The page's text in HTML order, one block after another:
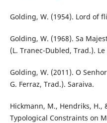
Golding, W. (1954). Lord of
Golding, W. (1968). Sa
(L. Tranec-Dubled, Trad.).
Golding, W. (2011). O
G. Ferraz, Trad.). Saraiva.
Hickmann, M., Hendriks, H.,
Typological Constraints on